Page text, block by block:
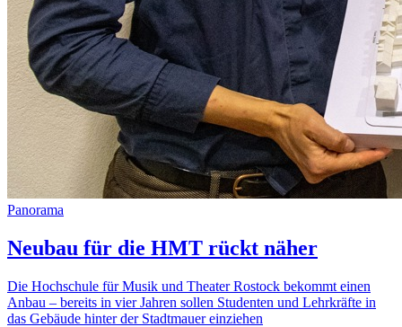
Panorama
Neubau für die HMT rückt näher
Die Hochschule für Musik und Theater Rostock bekommt einen
Anbau – bereits in vier Jahren sollen Studenten und Lehrkräfte in
das Gebäude hinter der Stadtmauer einziehen